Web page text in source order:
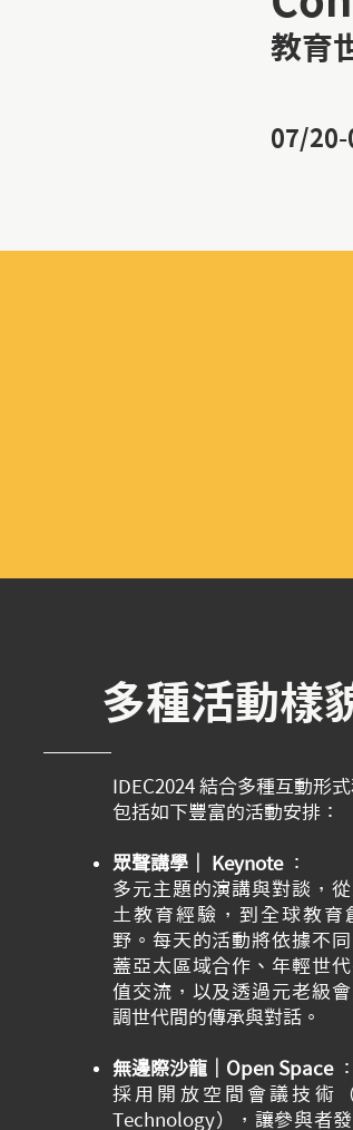
教育
07/20-
多種活動樣
IDEC2024 結合多種互動形
包括如下豐富的活動安排：
眾聲講學｜ Keynote ：
多元主題的演講與對談，
土教育經驗，到全球教育
野。每天的活動將依據不
蓋亞太區域合作、年輕世
值交流，以及透過元老級
調世代間的傳承與對話。
無邊際沙龍｜Open Space ：
採用開放空間會議技術
Technology），讓參與者